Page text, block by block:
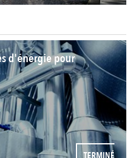
d'énergie pour
TERMINÉ